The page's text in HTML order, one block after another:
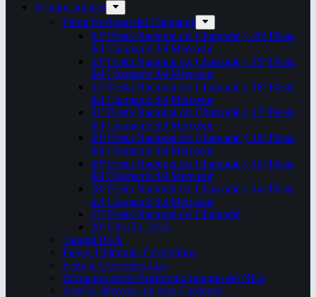
Eventos anuales
Fiesta Nacional del Chamamé
34ª Fiesta Nacional del Chamamé y 20ª Fiesta
del Chamamé del Mercosur
33ª Fiesta Nacional del Chamamé y 19ª Fiesta
del Chamamé del Mercosur
32ª Fiesta Nacional del Chamamé y 18ª Fiesta
del Chamamé del Mercosur
31ª Fiesta Nacional del Chamamé y 17ª Fiesta
del Chamamé del Mercosur
30ª Fiesta Nacional del Chamamé y 16ª Fiesta
del Chamamé del Mercosur
29ª Fiesta Nacional del Chamamé y 15ª Fiesta
del Chamamé del Mercosur
28ª Fiesta Nacional del Chamamé y 14ª Fiesta
del Chamamé del Mercosur
27ª Fiesta Nacional del Chamamé
26ª Edición. 2016.
Taragüi Rock
Juegos Culturales Correntinos
Festival Corrientes Jazz
Encuentro sobre Patrimonio Integral del NEA
ArteCo. Mercado de Arte Corrientes